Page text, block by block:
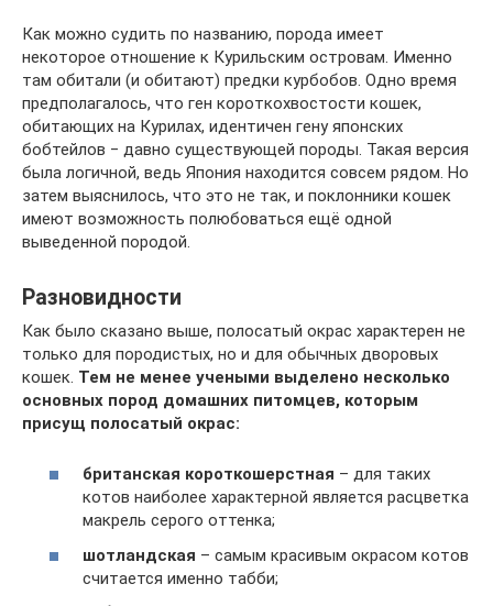
Как можно судить по названию, порода имеет
некоторое отношение к Курильским островам. Именно
там обитали (и обитают) предки курбобов. Одно время
предполагалось, что ген короткохвостости кошек,
обитающих на Курилах, идентичен гену японских
бобтейлов ‒ давно существующей породы. Такая версия
была логичной, ведь Япония находится совсем рядом. Но
затем выяснилось, что это не так, и поклонники кошек
имеют возможность полюбоваться ещё одной
выведенной породой.
Разновидности
Как было сказано выше, полосатый окрас характерен не
только для породистых, но и для обычных дворовых
кошек. Тем не менее учеными выделено несколько
основных пород домашних питомцев, которым
присущ полосатый окрас:
британская короткошерстная – для таких
котов наиболее характерной является расцветка
макрель серого оттенка;
шотландская – самым красивым окрасом котов
считается именно табби;